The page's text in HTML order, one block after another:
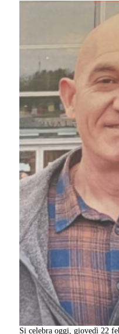
Si celebra oggi, giovedì 22